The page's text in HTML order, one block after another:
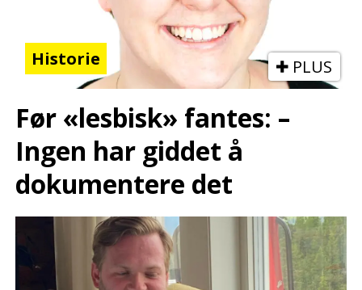
Historie PLUS
Før «lesbisk» fantes: –
Ingen har giddet å
dokumentere det